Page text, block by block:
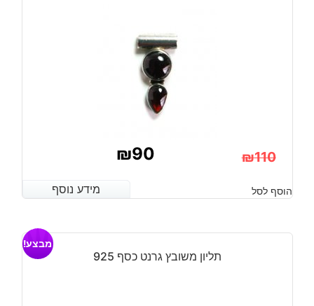
₪110
המקורי
היה:
₪90
הנוכחי
הוא:
מידע נוסף הוסף לסל מידע נוסף
תליון משובץ גרנט כסף 925
מבצע!